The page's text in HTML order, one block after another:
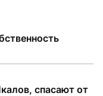
спасают от